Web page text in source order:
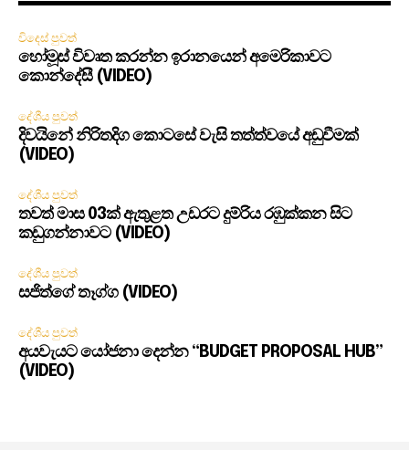
විදෙස් පුවත්
හෝමූස් විවෘත කරන්න ඉරානයෙන් අමෙරිකාවට
කොන්දේසී (VIDEO)
දේශීය පුවත්
දිවයිනේ නිරිතදිග කොටසේ වැසි තත්ත්වයේ අඩුවීමක්
(VIDEO)
දේශීය පුවත්
තවත් මාස 03ක් ඇතුළත උඩරට දුම්රිය රඹුක්කන සිට
කඩුගන්නාවට (VIDEO)
දේශීය පුවත්
සජිත්ගේ තෑග්ග (VIDEO)
දේශීය පුවත්
අයවැයට යෝජනා දෙන්න “BUDGET PROPOSAL HUB”
(VIDEO)